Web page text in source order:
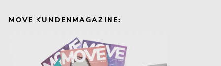
MOVE KUNDENMAGAZINE: